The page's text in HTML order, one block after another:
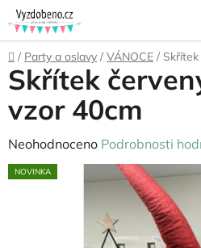
Přejít
na
obsah
Domů
/ Party a oslavy / VÁNOCE /
Skřítek
vzor 40cm
Průměrné
hodnocení
Neohodnoceno Podrobnosti
NOVINKA